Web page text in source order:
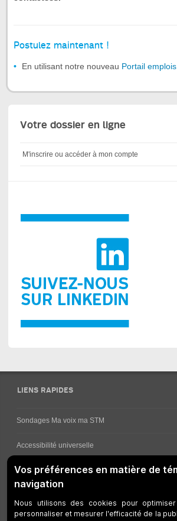
Postulez maintenant !
En utilisant notre nouveau Portail emplois
Votre dossier en ligne
M'inscrire ou accéder à mon compte
LIENS RAPIDES
Sondages Ma voix ma STM
Accessibilité universelle
Comment obtenir vos horaires de bus